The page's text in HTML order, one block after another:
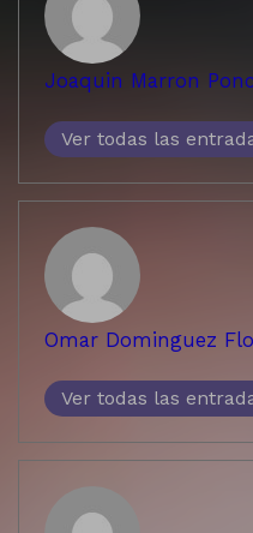
Joaquin Marron
Ver todas las
Omar Dominguez
Ver todas las